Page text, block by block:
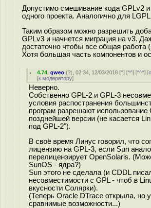
Допустимо смешивание кода GPLv2
одного проекта. Аналогично для
Таким образом можно разрешить
GPLv3 и начнется миграция на v3.
достаточно чтобы все общая работа
Хотя большая часть компонентов и
4.74 ,qweo (?), 02:34, 12/03/2018 [^] [^^] [^^^] [
[к модератору]
Неверно.
Собственно GPL-2 и GPL-3
условия распостранения
програм разрешают использование
позднейшей версии (не касается
под GPL-2").
В своё время Линус говорил, что
лицензию на GPL-3, если Sun
перелицензирует OpenSolaris.
SunOS - ядра?)
Sun этого не сделала (и CDDL
несовместимости с GPL - чтоб в
вкусности Солярки).
(Теперь Oracle DTrace открыла, но
сравнимые возможности...)